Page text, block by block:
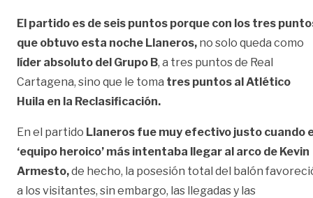
El partido es de seis puntos porque con los tres
que obtuvo esta noche Llaneros, no solo queda como
líder absoluto del Grupo B, a tres puntos de Real
Cartagena, sino que le toma tres puntos al Atlético
Huila en la Reclasificación.
En el partido Llaneros fue muy efectivo justo cuando
‘equipo heroico’ más intentaba llegar al arco de Kevin
Armesto,de hecho, la posesión total del balón
a los visitantes, sin embargo, las llegadas y las